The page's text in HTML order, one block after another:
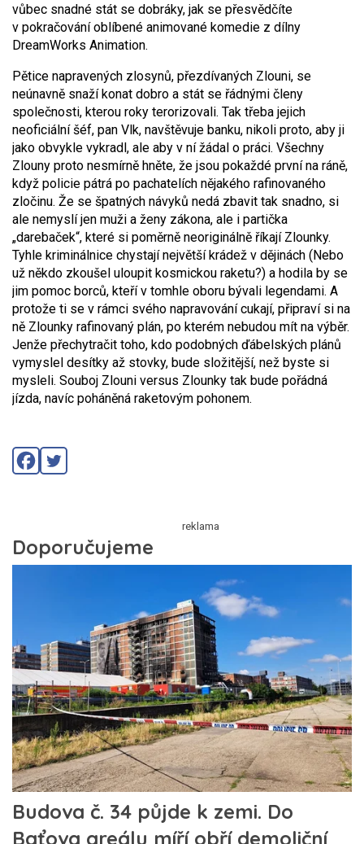
vůbec snadné stát se dobráky, jak se přesvědčíte
v pokračování oblíbené animované komedie z dílny
DreamWorks Animation.
Pětice napravených zlosynů, přezdívaných Zlouni, se
neúnavně snaží konat dobro a stát se řádnými členy
společnosti, kterou roky terorizovali. Tak třeba jejich
neoficiální šéf, pan Vlk, navštěvuje banku, nikoli proto, aby ji
jako obvykle vykradl, ale aby v ní žádal o práci. Všechny
Zlouny proto nesmírně hněte, že jsou pokaždé první na ráně,
když policie pátrá po pachatelích nějakého rafinovaného
zločinu. Že se špatných návyků nedá zbavit tak snadno, si
ale nemyslí jen muži a ženy zákona, ale i partička
„darebaček“, které si poměrně neoriginálně říkají Zlounky.
Tyhle kriminálnice chystají největší krádež v dějinách (Nebo
už někdo zkoušel uloupit kosmickou raketu?) a hodila by se
jim pomoc borců, kteří v tomhle oboru bývali legendami. A
protože ti se v rámci svého napravování cukají, připraví si na
ně Zlounky rafinovaný plán, po kterém nebudou mít na výběr.
Jenže přechytračit toho, kdo podobných ďábelských plánů
vymyslel desítky až stovky, bude složitější, než byste si
mysleli. Souboj Zlouni versus Zlounky tak bude pořádná
jízda, navíc poháněná raketovým pohonem.